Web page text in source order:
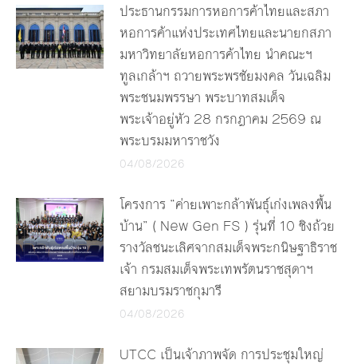
ประธานกรรมการหอการค้าไทยและสภา
หอการค้าแห่งประเทศไทยและนายกสภา
มหาวิทยาลัยหอการค้าไทย นำคณะฯ
ทูลเกล้าฯ ถวายพระพรชัยมงคล วันเฉลิม
พระชนมพรรษา พระบาทสมเด็จ
พระเจ้าอยู่หัว 28 กรกฎาคม 2569 ณ
พระบรมมหาราชวัง
04/08/2026
โครงการ “ค่ายเพาะกล้าพันธุ์เก่งเพลงพื้น
บ้าน” ( New Gen FS ) รุ่นที่ 10 ชิงถ้วย
รางวัลชนะเลิศจากสมเด็จพระกนิษฐาธิราช
เจ้า กรมสมเด็จพระเทพรัตนราชสุดาฯ
สยามบรมราชกุมารี
04/08/2026
UTCC เป็นเจ้าภาพจัด การประชุมใหญ่